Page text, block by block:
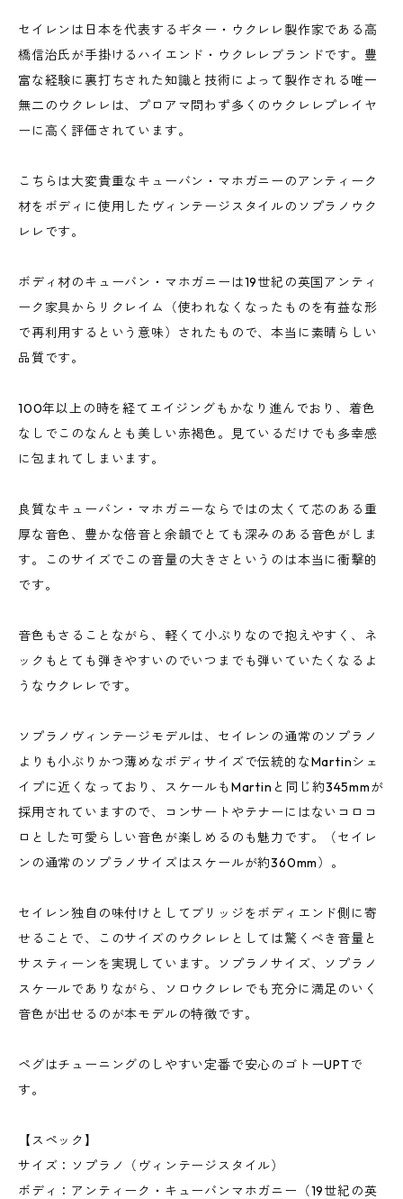
セイレンは日本を代表するギター・ウクレレ製作家である高
橋信治氏が手掛けるハイエンド・ウクレレブランドです。豊
富な経験に裏打ちされた知識と技術によって製作される唯一
無二のウクレレは、プロアマ問わず多くのウクレレプレイヤ
ーに高く評価されています。
こちらは大変貴重なキューバン・マホガニーのアンティーク
材をボディに使用したヴィンテージスタイルのソプラノウク
レレです。
ボディ材のキューバン・マホガニーは19世紀の英国アンティ
ーク家具からリクレイム（使われなくなったものを有益な形
で再利用するという意味）されたもので、本当に素晴らしい
品質です。
100年以上の時を経てエイジングもかなり進んでおり、着色
なしでこのなんとも美しい赤褐色。見ているだけでも多幸感
に包まれてしまいます。
良質なキューバン・マホガニーならではの太くて芯のある重
厚な音色、豊かな倍音と余韻でとても深みのある音色がしま
す。このサイズでこの音量の大きさというのは本当に衝撃的
です。
音色もさることながら、軽くて小ぶりなので抱えやすく、ネ
ックもとても弾きやすいのでいつまでも弾いていたくなるよ
うなウクレレです。
ソプラノヴィンテージモデルは、セイレンの通常のソプラノ
よりも小ぶりかつ薄めなボディサイズで伝統的なMartinシェ
イプに近くなっており、スケールもMartinと同じ約345mmが
採用されていますので、コンサートやテナーにはないコロコ
ロとした可愛らしい音色が楽しめるのも魅力です。（セイレ
ンの通常のソプラノサイズはスケールが約360mm）。
セイレン独自の味付けとしてブリッジをボディエンド側に寄
せることで、このサイズのウクレレとしては驚くべき音量と
サスティーンを実現しています。ソプラノサイズ、ソプラノ
スケールでありながら、ソロウクレレでも充分に満足のいく
音色が出せるのが本モデルの特徴です。
ペグはチューニングのしやすい定番で安心のゴトーUPTで
す。
【スペック】
サイズ：ソプラノ（ヴィンテージスタイル）
ボディ：アンティーク・キューバンマホガニー（19世紀の英